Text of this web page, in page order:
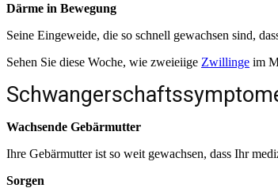
Därme in Bewegung
Seine Eingeweide, die so schnell gewachsen sind,
Sehen Sie diese Woche, wie zweieiige Zwillinge im
Wachsende Gebärmutter
Ihre Gebärmutter ist so weit gewachsen, dass Ihr
Sorgen